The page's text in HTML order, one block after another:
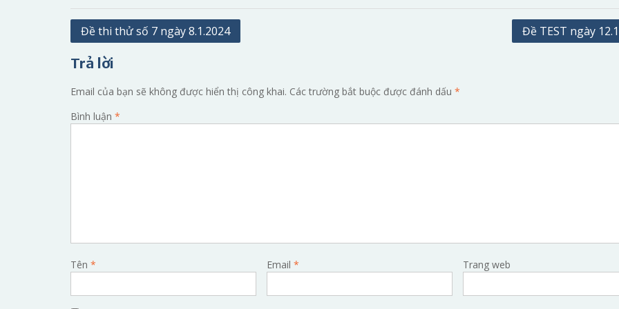
Điều
bài
viết
Đề thi thử số 7 ngày 8.1.2024 Đề TEST ngày
Trả lời
Email của bạn sẽ không được hiển thị công khai. Các trường bắt buộc được đánh dấu *
Bình luận *
Tên * Email * Trang web